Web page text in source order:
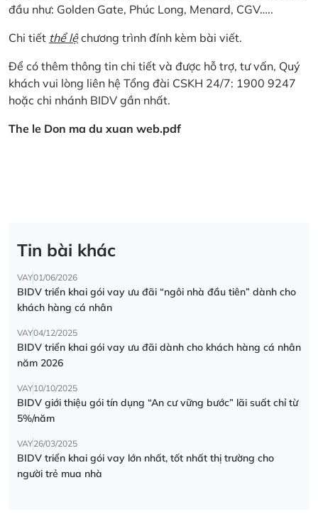
đầu như: Golden Gate, Phúc Long, Menard, CGV…..
Chi tiết thể lệchương trình đính kèm bài viết.
Để có thêm thông tin chi tiết và được hỗ trợ, tư vấn, Quý
khách vui lòng liên hệ Tổng đài CSKH 24/7: 1900 9247
hoặc chi nhánh BIDV gần nhất.
The le Don ma du xuan web.pdf
Tin bài khác
VAY01/06/2026
BIDV triển khai gói vay ưu đãi “ngôi nhà đầu tiên” dành cho
khách hàng cá nhân
VAY04/12/2025
BIDV triển khai gói vay ưu đãi dành cho khách hàng cá nhân
năm 2026
VAY10/10/2025
BIDV giới thiệu gói tín dụng “An cư vững bước” lãi suất chỉ từ
5%/năm
VAY26/03/2025
BIDV triển khai gói vay lớn nhất, tốt nhất thị trường cho
người trẻ mua nhà